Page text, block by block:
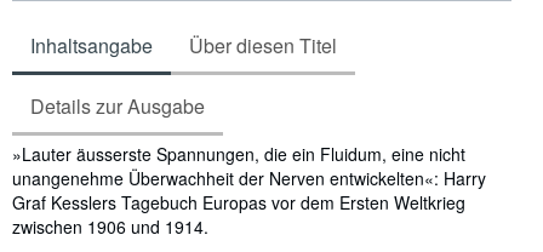
Inhaltsangabe Über diesen Titel
Details zur Ausgabe
Inhaltsangabe
»Lauter äusserste Spannungen, die ein Fluidum, eine nicht
unangenehme Überwachheit der Nerven entwickelten«: Harry
Graf Kesslers Tagebuch Europas vor dem Ersten Weltkrieg
zwischen 1906 und 1914.